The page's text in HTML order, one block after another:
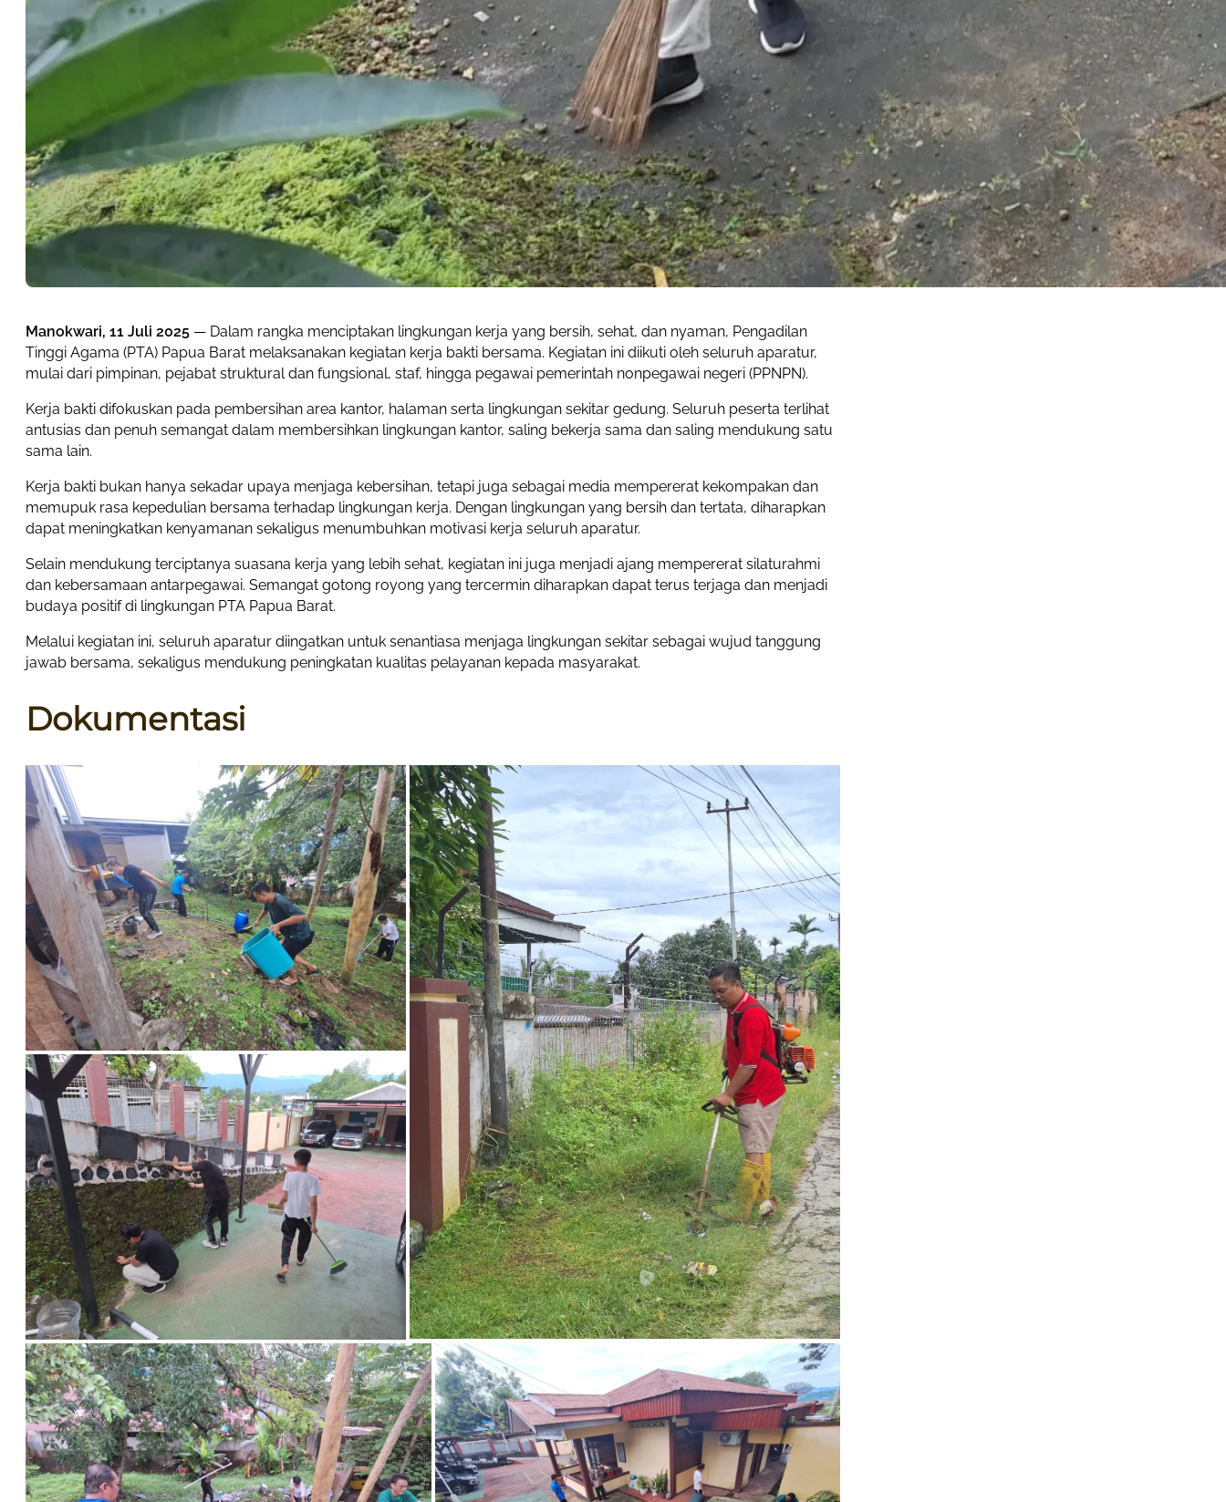
Manokwari, 11 Juli 2025 — Dalam rangka menciptakan lingkungan kerja yang bersih, sehat, dan nyaman, Pengadilan
Tinggi Agama (PTA) Papua Barat melaksanakan kegiatan kerja bakti bersama. Kegiatan ini diikuti oleh seluruh aparatur,
mulai dari pimpinan, pejabat struktural dan fungsional, staf, hingga pegawai pemerintah nonpegawai negeri (PPNPN).
Kerja bakti difokuskan pada pembersihan area kantor, halaman serta lingkungan sekitar gedung. Seluruh peserta terlihat
antusias dan penuh semangat dalam membersihkan lingkungan kantor, saling bekerja sama dan saling mendukung satu
sama lain.
Kerja bakti bukan hanya sekadar upaya menjaga kebersihan, tetapi juga sebagai media mempererat kekompakan dan
memupuk rasa kepedulian bersama terhadap lingkungan kerja. Dengan lingkungan yang bersih dan tertata, diharapkan
dapat meningkatkan kenyamanan sekaligus menumbuhkan motivasi kerja seluruh aparatur.
Selain mendukung terciptanya suasana kerja yang lebih sehat, kegiatan ini juga menjadi ajang mempererat silaturahmi
dan kebersamaan antarpegawai. Semangat gotong royong yang tercermin diharapkan dapat terus terjaga dan menjadi
budaya positif di lingkungan PTA Papua Barat.
Melalui kegiatan ini, seluruh aparatur diingatkan untuk senantiasa menjaga lingkungan sekitar sebagai wujud tanggung
jawab bersama, sekaligus mendukung peningkatan kualitas pelayanan kepada masyarakat.
Dokumentasi